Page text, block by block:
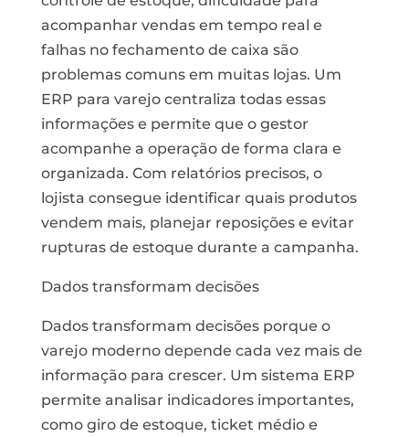
acompanhar vendas em tempo real e
falhas no fechamento de caixa são
problemas comuns em muitas lojas. Um
ERP para varejo centraliza todas essas
informações e permite que o gestor
acompanhe a operação de forma clara e
organizada. Com relatórios precisos, o
lojista consegue identificar quais produtos
vendem mais, planejar reposições e evitar
rupturas de estoque durante a campanha.
Dados transformam decisões
Dados transformam decisões porque o
varejo moderno depende cada vez mais de
informação para crescer. Um sistema ERP
permite analisar indicadores importantes,
como giro de estoque, ticket médio e